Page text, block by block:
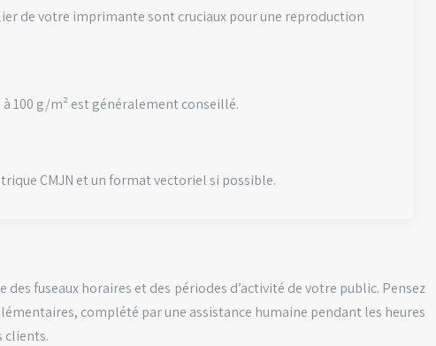
de votre imprimante sont cruciaux pour une reproduction
100 g/m² est généralement conseillé.
CMJN et un format vectoriel si possible.
fuseaux horaires et des périodes d’activité de votre public. Pensez
complété par une assistance humaine pendant les heures
clients.